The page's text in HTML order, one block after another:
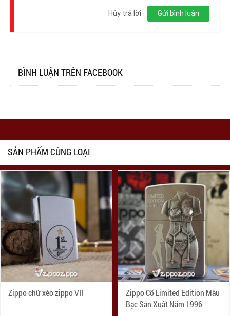
Gửi bình luận
Hủy trả lời
BÌNH LUẬN TRÊN FACEBOOK
SẢN PHẨM CÙNG LOẠI
Zippo chữ xéo zippo VII
Zippo Cổ Limited Edition Màu
Bạc Sản Xuất Năm 1996